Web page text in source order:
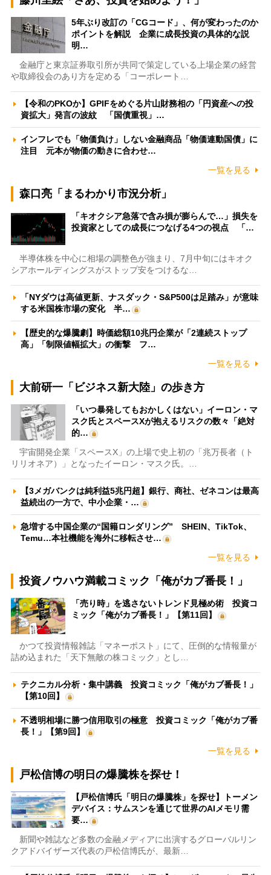
5年ぶり改訂の「CGコード」、何が変わったのか
ポイントを解説 企業に成長投資の具体的な説
明…
金融庁と東京証券取引所が共同で策定している上場企業の経営
や取締役会のあり方を定める「コーポレート…
【令和のPKOか】GPIFをめぐる片山財務相の「円資産への投
資拡大」発言の波紋 「国債重視」…
インフレでも「物価負け」しない金融商品「物価連動国債」に
注目 元本が物価の動きに合わせ…
一覧を見る
森口亮「まるわかり市況分析」
「キオクシア急落で含み損が膨らんで…」損失を
投資家としての成長につなげる4つの視点 「…
半導体株を中心に相場の調整色が強まり、7月中旬にはキオク
シアホールディングスがストップ安をつけるな…
「NYダウは高値更新、ナスダック・S&P500は足踏み」が意味
する米国株市場の変化 半…
【歴史的な爆騰劇】時価総額10兆円企業が「2連続ストップ
高」「制限値幅拡大」の衝撃 フ…
一覧を見る
大前研一「ビジネス新大陸」の歩き方
「いつ暴発してもおかしくはない」イーロン・マ
スク氏とスペースXが抱えるリスクの数々「絶対
的…
宇宙開発企業「スペースX」の上場で史上初の「兆万長者（ト
リリオネア）」となったイーロン・マスク氏。…
【3メガバンクは純利益5兆円超】銀行、商社、ゼネコンは最高
益続出の一方で、中小企業・…
急増する中国企業の“国籍ロンダリング” SHEIN、TikTok、
Temu…本社機能を海外に移転させ…
一覧を見る
投資ノウハウ満載コミック「俺がカブ番長！」
「売り時」を逃さないトレンド見極め術 投資コ
ミック「俺がカブ番長！」【第11回】
かつて投資情報雑誌「マネーポスト」にて、圧倒的な情報量が
詰め込まれた「天下無敵の株コミック」とし…
テクニカル分析・集中講義 投資コミック「俺がカブ番長！」
【第10回】
不透明相場に勝つ信用取引の極意 投資コミック「俺がカブ番
長！」【第9回】
一覧を見る
戸松信博の明日の爆騰株を探せ！
【戸松信博氏「明日の爆騰株」を探せ】トーメン
デバイス：サムスンを通じて世界のAIメモリ需
要…
新聞や雑誌など多数の金融メディアに出演するグローバルリン
クアドバイザーズ代表の戸松信博氏が、最新…